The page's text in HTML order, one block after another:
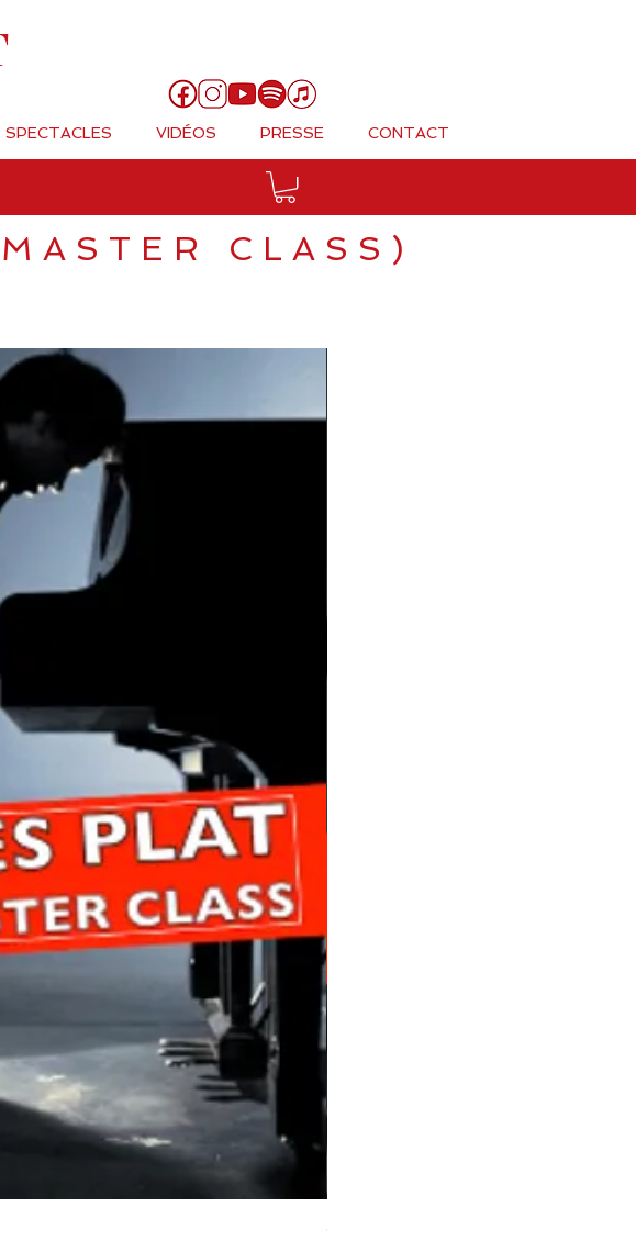
SPECTACLES VIDÉOS PRESSE CONTACT
CLASS)
4 COURS PARTICULIERS